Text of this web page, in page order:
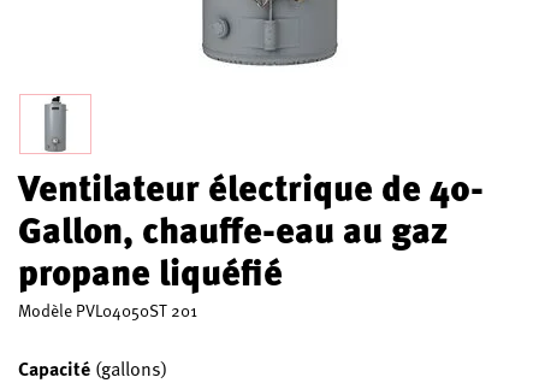
Ventilateur électrique de 40-
Gallon, chauffe-eau au gaz
propane liquéfié
Modèle PVL04050ST 201
Capacité (gallons)